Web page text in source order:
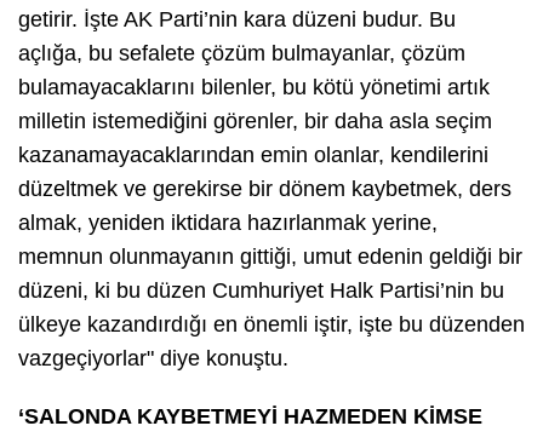
getirir. İşte AK Parti’nin kara düzeni budur. Bu
açlığa, bu sefalete çözüm bulmayanlar, çözüm
bulamayacaklarını bilenler, bu kötü yönetimi artık
milletin istemediğini görenler, bir daha asla seçim
kazanamayacaklarından emin olanlar, kendilerini
düzeltmek ve gerekirse bir dönem kaybetmek, ders
almak, yeniden iktidara hazırlanmak yerine,
memnun olunmayanın gittiği, umut edenin geldiği bir
düzeni, ki bu düzen Cumhuriyet Halk Partisi’nin bu
ülkeye kazandırdığı en önemli iştir, işte bu düzenden
vazgeçiyorlar" diye konuştu.
‘SALONDA KAYBETMEYİ HAZMEDEN KİMSE